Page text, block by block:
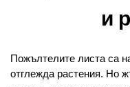
и
Пожълтелите листа са
отглежда растения. Но